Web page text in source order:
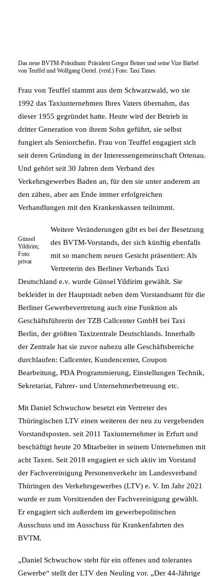
Das neue BVTM-Präsidium: Präsident Gregor Beiner und seine Vize Bärbel
von Teuffel und Wolfgang Oertel. (vrnl.) Foto: Taxi Times
Frau von Teuffel stammt aus dem Schwarzwald, wo sie
1992 das Taxiunternehmen Ihres Vaters übernahm, das
dieser 1955 gegründet hatte. Heute wird der Betrieb in
dritter Generation von ihrem Sohn geführt, sie selbst
fungiert als Seniorchefin. Frau von Teuffel engagiert sich
seit deren Gründung in der Interessengemeinschaft Ortenau.
Und gehört seit 30 Jahren dem Verband des
Verkehrsgewerbes Baden an, für den sie unter anderem an
den zähen, aber am Ende immer erfolgreichen
Verhandlungen mit den Krankenkassen teilnimmt.
Günsel
Yildirim;
Foto:
privat
Weitere Veränderungen gibt es bei der Besetzung
des BVTM-Vorstands, der sich künftig ebenfalls
mit so manchem neuen Gesicht präsentiert: Als
Vertreterin des Berliner Verbands Taxi
Deutschland e.v. wurde Günsel Yildirim gewählt. Sie
bekleidet in der Hauptstadt neben dem Vorstandsamt für die
Berliner Gewerbevertretung auch eine Funktion als
Geschäftsführerin der TZB Callcenter GmbH bei Taxi
Berlin, der größten Taxizentrale Deutschlands. Innerhalb
der Zentrale hat sie zuvor nahezu alle Geschäftsbereiche
durchlaufen: Callcenter, Kundencenter, Coupon
Bearbeitung, PDA Programmierung, Einstellungen Technik,
Sekretariat, Fahrer- und Unternehmerbetreuung etc.
Mit Daniel Schwuchow besetzt ein Vertreter des
Thüringischen LTV einen weiteren der neu zu vergebenden
Vorstandsposten. seit 2011 Taxiunternehmer in Erfurt und
beschäftigt heute 20 Mitarbeiter in seinem Unternehmen mit
acht Taxen. Seit 2018 engagiert er sich aktiv im Vorstand
der Fachvereinigung Personenverkehr im Landesverband
Thüringen des Verkehrsgewerbes (LTV) e. V. Im Jahr 2021
wurde er zum Vorsitzenden der Fachvereinigung gewählt.
Er engagiert sich außerdem im gewerbepolitischen
Ausschuss und im Ausschuss für Krankenfahrten des
BVTM.
„Daniel Schwuchow steht für ein offenes und tolerantes
Gewerbe“ stellt der LTV den Neuling vor. „Der 44-Jährige